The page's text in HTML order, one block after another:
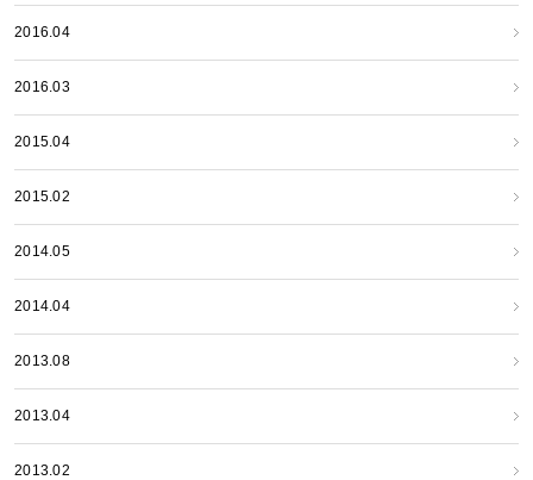
2016.04
2016.03
2015.04
2015.02
2014.05
2014.04
2013.08
2013.04
2013.02